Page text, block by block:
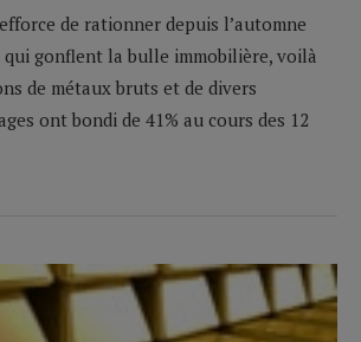
de rationner depuis l’automne
qui gonflent la bulle immobilière, voilà
de métaux bruts et de divers
ont bondi de 41% au cours des 12